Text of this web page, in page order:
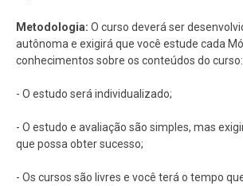
Metodologia: O curso deverá ser
autônoma e exigirá que você estude cada
conhecimentos sobre os conteúdos do curso:
- O estudo será individualizado;
- O estudo e avaliação são simples, mas
que possa obter sucesso;
- Os cursos são livres e você terá o tempo